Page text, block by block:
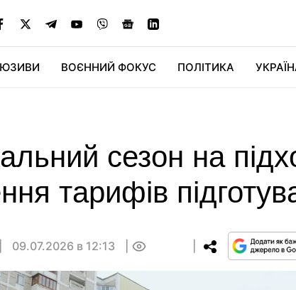
ВОЄННИЙ ФОКУС ПОЛІТИКА
сезон на
тарифів
09.07.2026 в 12:13